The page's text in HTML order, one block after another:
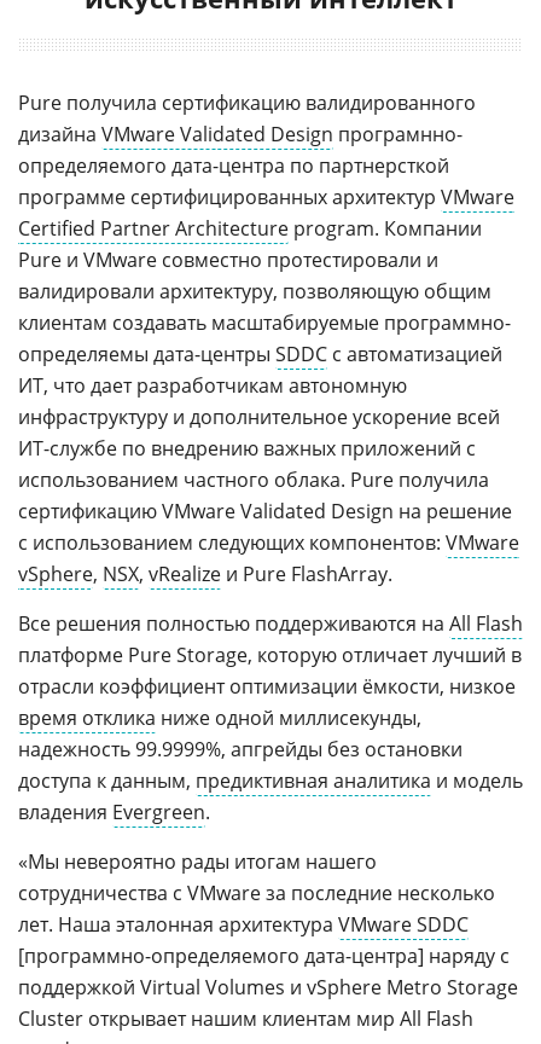
Pure получила сертификацию валидированного
дизайна VMware Validated Design програмнно-
определяемого дата-центра по партнерсткой
программе сертифицированных архитектур VMware
Certified Partner Architecture program. Компании
Pure и VMware совместно протестировали и
валидировали архитектуру, позволяющую общим
клиентам создавать масштабируемые программно-
определяемы дата-центры SDDC с автоматизацией
ИТ, что дает разработчикам автономную
инфраструктуру и дополнительное ускорение всей
ИТ-службе по внедрению важных приложений с
использованием частного облака. Pure получила
сертификацию VMware Validated Design на решение
с использованием следующих компонентов: VMware
vSphere, NSX, vRealize и Pure FlashArray.
Все решения полностью поддерживаются на All Flash
платформе Pure Storage, которую отличает лучший в
отрасли коэффициент оптимизации ёмкости, низкое
время отклика ниже одной миллисекунды,
надежность 99.9999%, апгрейды без остановки
доступа к данным, предиктивная аналитика и модель
владения Evergreen.
«Мы невероятно рады итогам нашего
сотрудничества с VMware за последние несколько
лет. Наша эталонная архитектура VMware SDDC
[программно-определяемого дата-центра] наряду с
поддержкой Virtual Volumes и vSphere Metro Storage
Cluster открывает нашим клиентам мир All Flash